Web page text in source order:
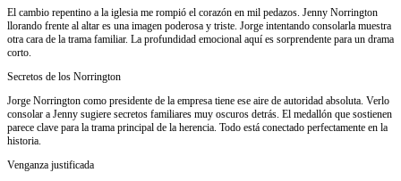
El cambio repentino a la iglesia me rompió el corazón en mil pedazos. Jenny Norrington
llorando frente al altar es una imagen poderosa y triste. Jorge intentando consolarla muestra
otra cara de la trama familiar. La profundidad emocional aquí es sorprendente para un drama
corto.
Secretos de los Norrington
Jorge Norrington como presidente de la empresa tiene ese aire de autoridad absoluta. Verlo
consolar a Jenny sugiere secretos familiares muy oscuros detrás. El medallón que sostienen
parece clave para la trama principal de la herencia. Todo está conectado perfectamente en la
historia.
Venganza justificada